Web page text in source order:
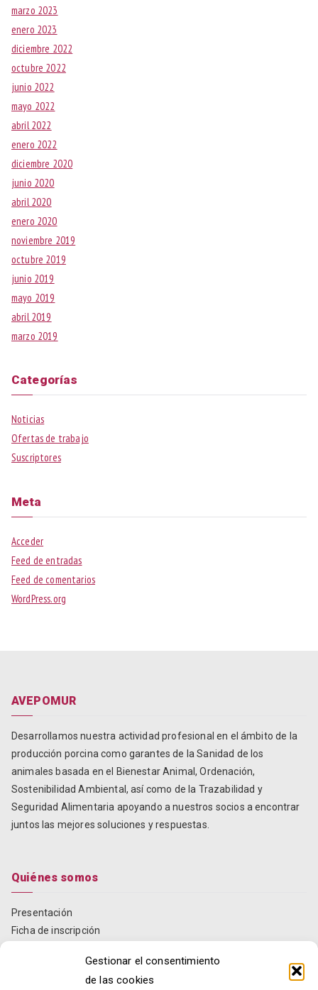
Gestionar el consentimiento
de las cookies
marzo 2023
enero 2023
diciembre 2022
octubre 2022
junio 2022
mayo 2022
abril 2022
enero 2022
diciembre 2020
junio 2020
abril 2020
enero 2020
noviembre 2019
octubre 2019
junio 2019
mayo 2019
abril 2019
marzo 2019
Categorías
Noticias
Ofertas de trabajo
Suscriptores
Meta
Acceder
Feed de entradas
Feed de comentarios
WordPress.org
AVEPOMUR
Desarrollamos nuestra actividad profesional en el ámbito de la
producción porcina como garantes de la Sanidad de los
animales basada en el Bienestar Animal, Ordenación,
Sostenibilidad Ambiental, así como de la Trazabilidad y
Seguridad Alimentaria apoyando a nuestros socios a encontrar
juntos las mejores soluciones y respuestas.
Quiénes somos
Presentación
Ficha de inscripción
Informes anuales
Localización y contacto